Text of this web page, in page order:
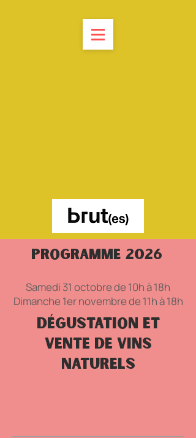
PROGRAMME 2026
Samedi 31 octobre de 10h à 18h
Dimanche 1er novembre de 11h à 18h
Dégustation et
vente de vins
naturels